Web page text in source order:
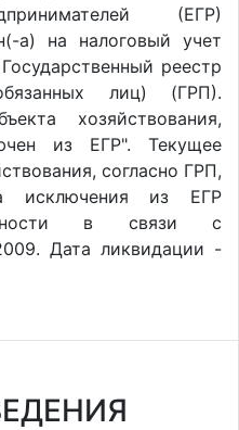
(ЕГР)
a) на налоговый учет
реестр
лиц) (ГРП).
хозяйствования,
из ЕГР". Текущее
согласно ГРП,
исключения из ЕГР
в связи с
Дата ликвидации -